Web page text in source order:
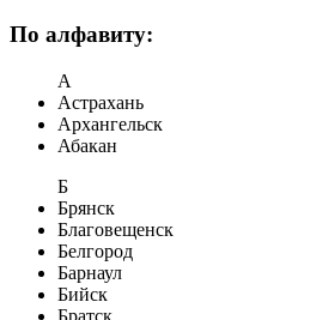
По алфавиту:
А
Астрахань
Архангельск
Абакан
Б
Брянск
Благовещенск
Белгород
Барнаул
Бийск
Братск